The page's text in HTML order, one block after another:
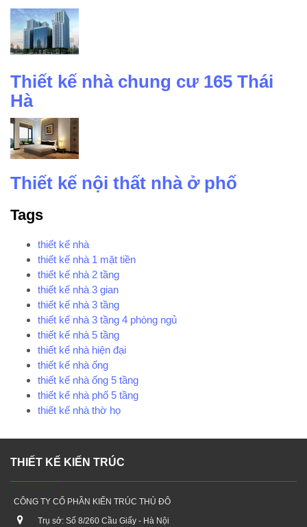
Thiết kế nhà chung cư 165 Thái
Hà
Thiết kế nội thất nhà ở phố
Tags
thiết kế nhà
thiết kế nhà 1 mặt tiền
thiết kế nhà 2 tầng
thiết kế nhà 3 gian
thiết kế nhà 3 tầng
thiết kế nhà 3 tầng 4 phòng ngủ
thiết kế nhà 5 tầng
thiết kế nhà hiện đại
thiết kế nhà ống
thiết kế nhà ống 5 tầng
thiết kế nhà phố 5 tầng
thiết kế nhà thờ họ
THIẾT KẾ KIẾN TRÚC
CÔNG TY CỔ PHẦN KIẾN TRÚC THỦ ĐÔ
Trụ sở: Số 8/260 Cầu Giấy - Hà Nội